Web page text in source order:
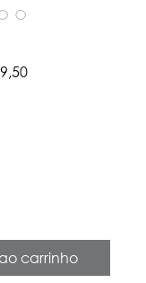
Preço
carrinho